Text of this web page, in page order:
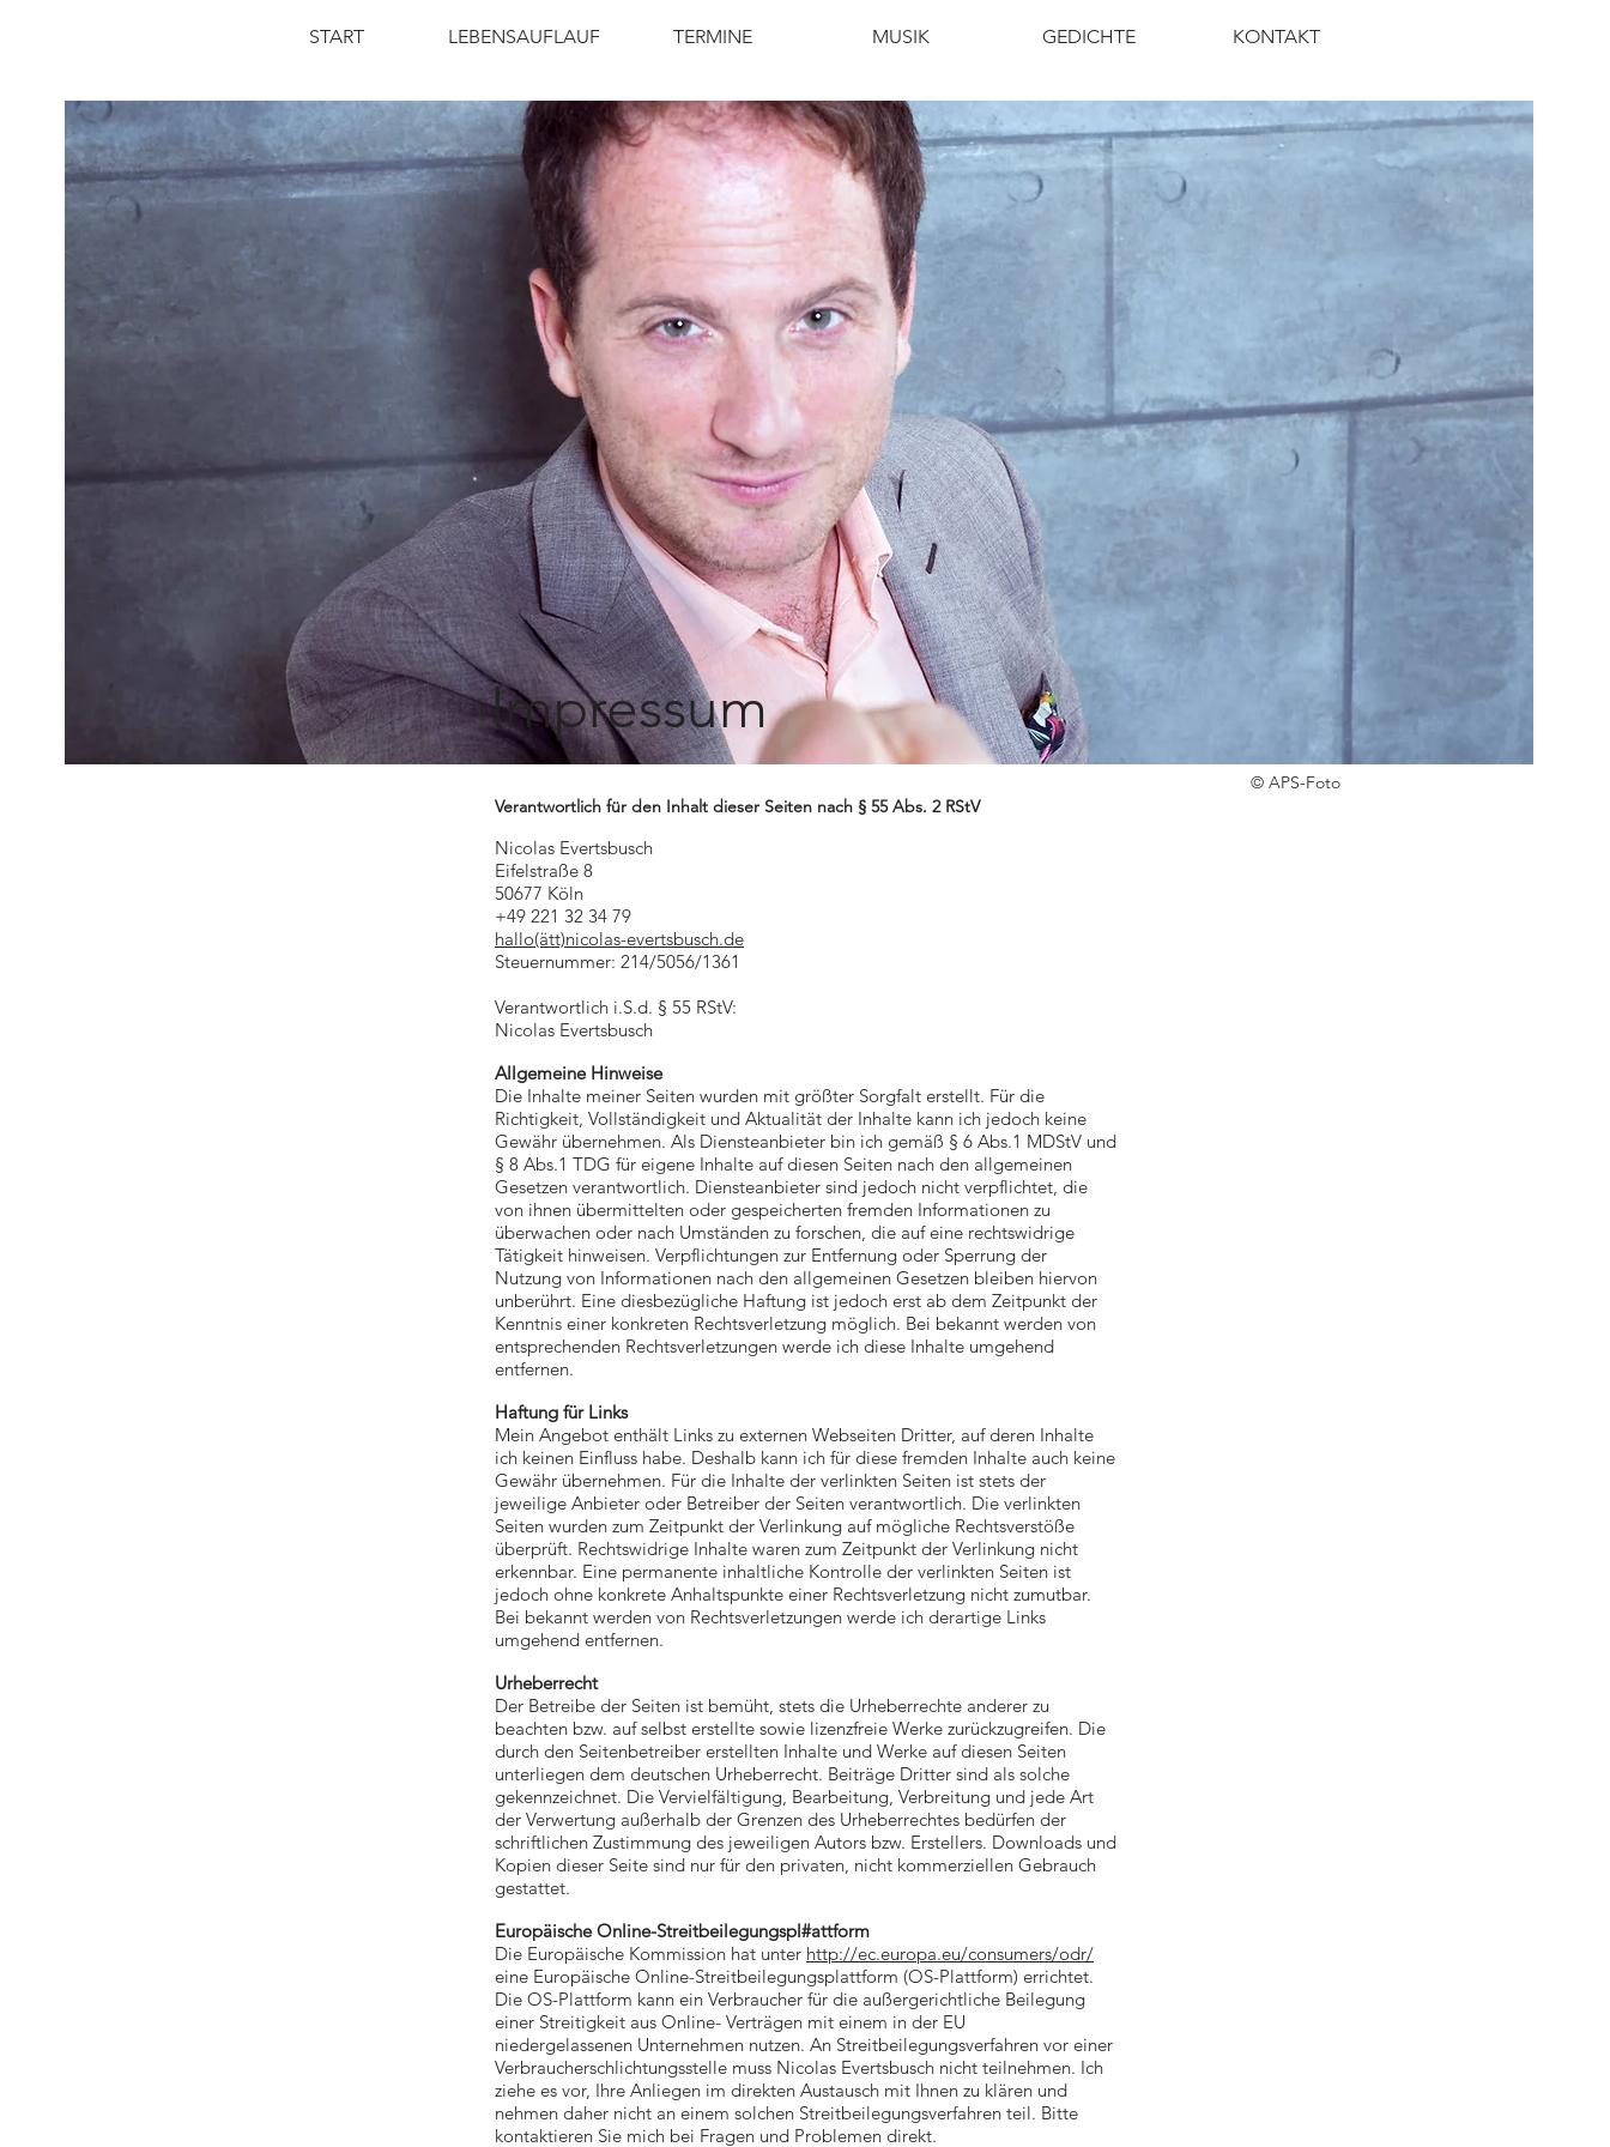
START LEBENSAUFLAUF TERMINE MUSIK GEDICHTE KONTAKT
Impressum
Verantwortlich für den Inhalt dieser Seiten nach § 55 Abs. 2 RStV
Nicolas Evertsbusch
Eifelstraße 8
50677 Köln
+49 221 32 34 79
hallo(ätt)nicolas-evertsbusch.de
Steuernummer: 214/5056/1361
Verantwortlich i.S.d. § 55 RStV:
Nicolas Evertsbusch
Allgemeine Hinweise
Die Inhalte meiner Seiten wurden mit größter Sorgfalt erstellt. Für die
Richtigkeit, Vollständigkeit und Aktualität der Inhalte kann ich jedoch keine
Gewähr übernehmen. Als Diensteanbieter bin ich gemäß § 6 Abs.1 MDStV und
§ 8 Abs.1 TDG für eigene Inhalte auf diesen Seiten nach den allgemeinen
Gesetzen verantwortlich. Diensteanbieter sind jedoch nicht verpflichtet, die
von ihnen übermittelten oder gespeicherten fremden Informationen zu
überwachen oder nach Umständen zu forschen, die auf eine rechtswidrige
Tätigkeit hinweisen. Verpflichtungen zur Entfernung oder Sperrung der
Nutzung von Informationen nach den allgemeinen Gesetzen bleiben hiervon
unberührt. Eine diesbezügliche Haftung ist jedoch erst ab dem Zeitpunkt der
Kenntnis einer konkreten Rechtsverletzung möglich. Bei bekannt werden von
entsprechenden Rechtsverletzungen werde ich diese Inhalte umgehend
entfernen.
Haftung für Links
Mein Angebot enthält Links zu externen Webseiten Dritter, auf deren Inhalte
ich keinen Einfluss habe. Deshalb kann ich für diese fremden Inhalte auch keine
Gewähr übernehmen. Für die Inhalte der verlinkten Seiten ist stets der
jeweilige Anbieter oder Betreiber der Seiten verantwortlich. Die verlinkten
Seiten wurden zum Zeitpunkt der Verlinkung auf mögliche Rechtsverstöße
überprüft. Rechtswidrige Inhalte waren zum Zeitpunkt der Verlinkung nicht
erkennbar. Eine permanente inhaltliche Kontrolle der verlinkten Seiten ist
jedoch ohne konkrete Anhaltspunkte einer Rechtsverletzung nicht zumutbar.
Bei bekannt werden von Rechtsverletzungen werde ich derartige Links
umgehend entfernen.
Urheberrecht
Der Betreibe der Seiten ist bemüht, stets die Urheberrechte anderer zu
beachten bzw. auf selbst erstellte sowie lizenzfreie Werke zurückzugreifen. Die
durch den Seitenbetreiber erstellten Inhalte und Werke auf diesen Seiten
unterliegen dem deutschen Urheberrecht. Beiträge Dritter sind als solche
gekennzeichnet. Die Vervielfältigung, Bearbeitung, Verbreitung und jede Art
der Verwertung außerhalb der Grenzen des Urheberrechtes bedürfen der
schriftlichen Zustimmung des jeweiligen Autors bzw. Erstellers. Downloads und
Kopien dieser Seite sind nur für den privaten, nicht kommerziellen Gebrauch
gestattet.
Europäische Online-Streitbeilegungspl#attform
Die Europäische Kommission hat unter http://ec.europa.eu/consumers/odr/
eine Europäische Online-Streitbeilegungsplattform (OS-Plattform) errichtet.
Die OS-Plattform kann ein Verbraucher für die außergerichtliche Beilegung
einer Streitigkeit aus Online- Verträgen mit einem in der EU
niedergelassenen Unternehmen nutzen. An Streitbeilegungsverfahren vor einer
Verbraucherschlichtungsstelle muss Nicolas Evertsbusch nicht teilnehmen. Ich
ziehe es vor, Ihre Anliegen im direkten Austausch mit Ihnen zu klären und
nehmen daher nicht an einem solchen Streitbeilegungsverfahren teil. Bitte
kontaktieren Sie mich bei Fragen und Problemen direkt.
© APS-Foto